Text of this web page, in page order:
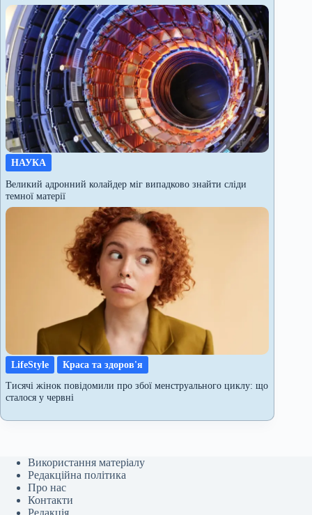
НАУКА
Великий адронний колайдер міг випадково знайти сліди
темної матерії
LifeStyle
Краса та здоров'я
Тисячі жінок повідомили про збої менструального циклу: що
сталося у червні
Використання матеріалу
Редакційна політика
Про нас
Контакти
Редакція